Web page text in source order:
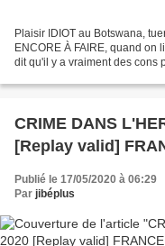
Plaisir IDIOT au Botswana,
ENCORE À FAIRE, quand on
dit qu'il y a vraiment des cons
CRIME DANS
[Replay valid]
Publié le 17/05/2020 à 06:29
Par jibéplus